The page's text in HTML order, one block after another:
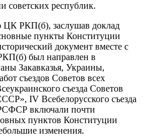
советских республик.
ЦК РКП(б), заслушав доклад
пункты Конституции
документ вместе с
был направлен в
Закавказья, Украины,
съездов Советов всех
съезда Советов
IV Всебелорусского съезда
включали почти
пунктов Конституции
изменения.